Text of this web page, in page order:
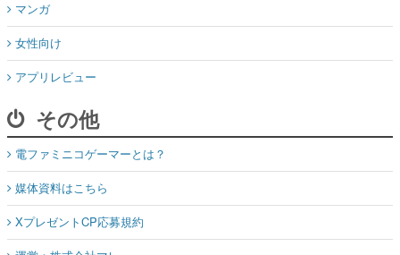
アプリレビュー
その他
電ファミニコゲーマーとは？
媒体資料はこちら
XプレゼントCP応募規約
運営：株式会社マレ